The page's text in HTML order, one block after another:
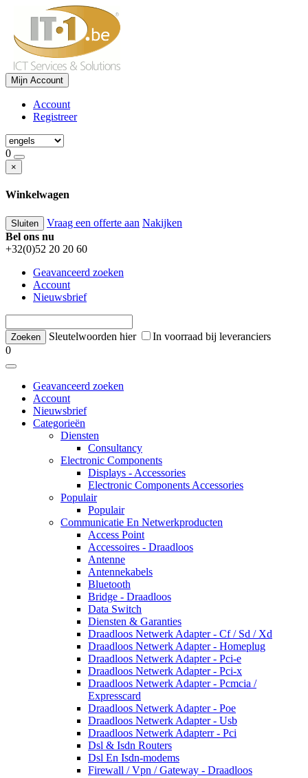
Mijn Account
Account
Registreer
0
×
Winkelwagen
Sluiten Vraag een offerte aan Nakijken
Bel ons nu
+32(0)52 20 20 60
Geavanceerd zoeken
Account
Nieuwsbrief
Sleutelwoorden hier
In voorraad bij leveranciers
0
Geavanceerd zoeken
Account
Nieuwsbrief
Categorieën
Diensten
Consultancy
Electronic Components
Displays - Accessories
Electronic Components Accessories
Populair
Populair
Communicatie En Netwerkproducten
Access Point
Accessoires - Draadloos
Antenne
Antennekabels
Bluetooth
Bridge - Draadloos
Data Switch
Diensten & Garanties
Draadloos Netwerk Adapter - Cf / Sd / Xd
Draadloos Netwerk Adapter - Homeplug
Draadloos Netwerk Adapter - Pci-e
Draadloos Netwerk Adapter - Pci-x
Draadloos Netwerk Adapter - Pcmcia /
Expresscard
Draadloos Netwerk Adapter - Poe
Draadloos Netwerk Adapter - Usb
Draadloos Netwerk Adapterr - Pci
Dsl & Isdn Routers
Dsl En Isdn-modems
Firewall / Vpn / Gateway - Draadloos